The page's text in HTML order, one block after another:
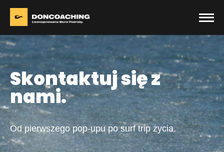
Skontaktuj się z
nami.
Od pierwszego pop-upu po surf trip życia.